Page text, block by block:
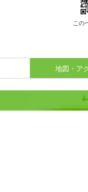
この
地図・ア